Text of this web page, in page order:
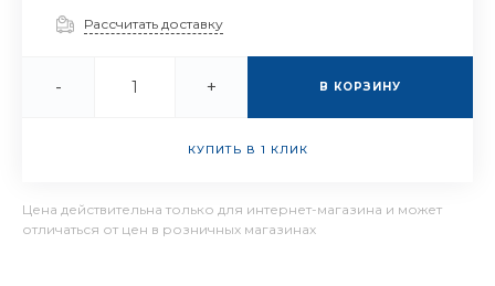
Рассчитать доставку
- + В КОРЗИНУ
КУПИТЬ В 1 КЛИК
Цена действительна только для интернет-магазина и может
отличаться от цен в розничных магазинах